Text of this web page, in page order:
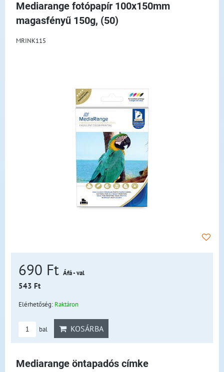
Mediarange fotópapír 100x150mm
magasfényű 150g, (50)
MRINK115
690 Ft Áfá - val
543 Ft
Elérhetőség: Raktáron
bal KOSÁRBA
Mediarange öntapadós címke